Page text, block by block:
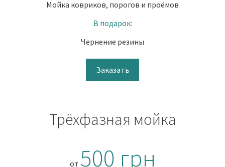
Мойка ковриков, порогов и проёмов
В подарок:
Чернение резины
Заказать
Трёхфазная мойка
от 500 грн